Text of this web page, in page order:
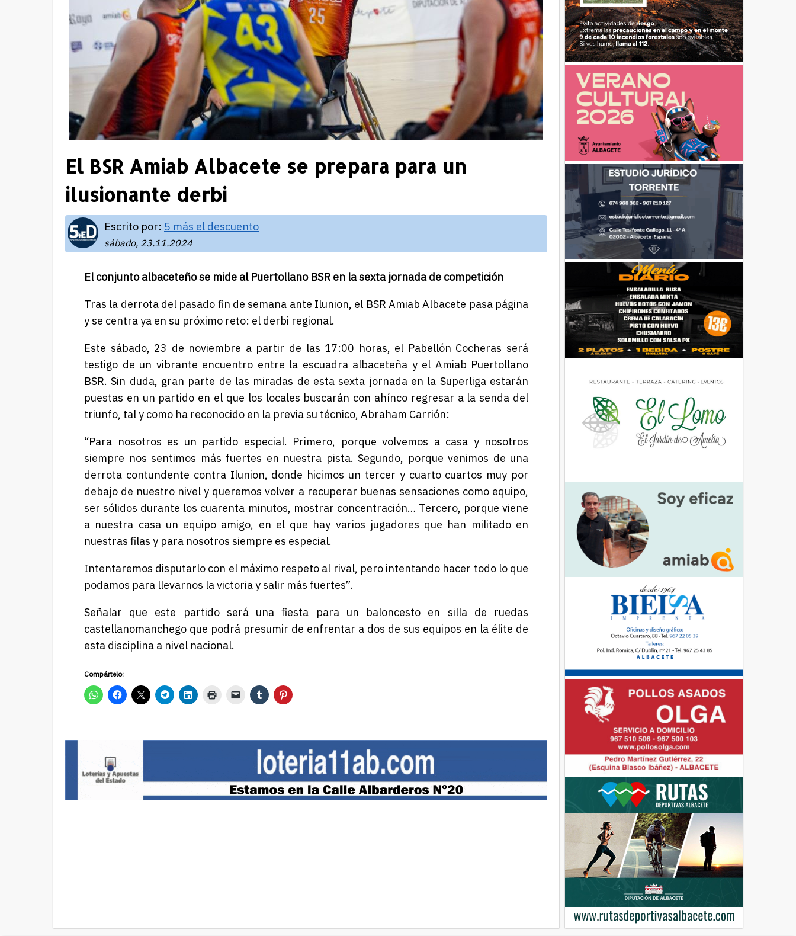
El BSR Amiab Albacete se prepara para un
ilusionante derbi
Escrito por: 5 más el descuento
sábado, 23.11.2024
El conjunto albaceteño se mide al Puertollano BSR en la sexta jornada de competición
Tras la derrota del pasado fin de semana ante Ilunion, el BSR Amiab Albacete pasa página
y se centra ya en su próximo reto: el derbi regional.
Este sábado, 23 de noviembre a partir de las 17:00 horas, el Pabellón Cocheras será
testigo de un vibrante encuentro entre la escuadra albaceteña y el Amiab Puertollano
BSR. Sin duda, gran parte de las miradas de esta sexta jornada en la Superliga estarán
puestas en un partido en el que los locales buscarán con ahínco regresar a la senda del
triunfo, tal y como ha reconocido en la previa su técnico, Abraham Carrión:
“Para nosotros es un partido especial. Primero, porque volvemos a casa y nosotros
siempre nos sentimos más fuertes en nuestra pista. Segundo, porque venimos de una
derrota contundente contra Ilunion, donde hicimos un tercer y cuarto cuartos muy por
debajo de nuestro nivel y queremos volver a recuperar buenas sensaciones como equipo,
ser sólidos durante los cuarenta minutos, mostrar concentración… Tercero, porque viene
a nuestra casa un equipo amigo, en el que hay varios jugadores que han militado en
nuestras filas y para nosotros siempre es especial.
Intentaremos disputarlo con el máximo respeto al rival, pero intentando hacer todo lo que
podamos para llevarnos la victoria y salir más fuertes”.
Señalar que este partido será una fiesta para un baloncesto en silla de ruedas
castellanomanchego que podrá presumir de enfrentar a dos de sus equipos en la élite de
esta disciplina a nivel nacional.
Compártelo: